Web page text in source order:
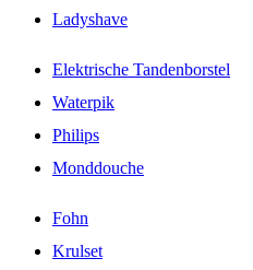
Ladyshave
Elektrische Tandenborstel
Waterpik
Philips
Monddouche
Fohn
Krulset